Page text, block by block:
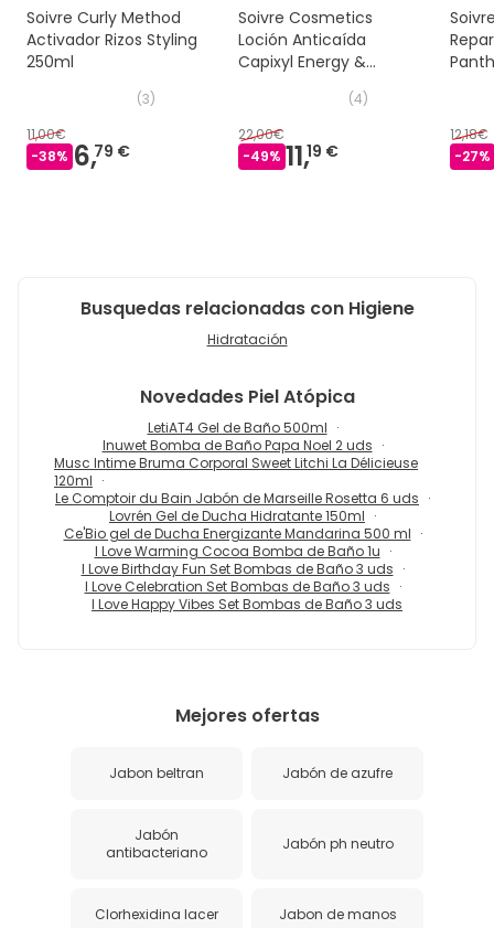
Soivre Curly Method
Activador Rizos Styling
250ml
(3)
11,00€
-38% 6,79 €
Soivre Cosmetics
Loción Anticaída
Capixyl Energy &
(4)
22,00€
-49% 11,19 €
12,18€
-27%
Busquedas relacionadas con Higiene
Hidratación
Novedades Piel Atópica
LetiAT4 Gel de Baño 500ml
Inuwet Bomba de Baño Papa Noel 2 uds
Musc Intime Bruma Corporal Sweet Litchi La Délicieuse
120ml
Le Comptoir du Bain Jabón de Marseille Rosetta 6 uds
Lovrén Gel de Ducha Hidratante 150ml
Ce'Bio gel de Ducha Energizante Mandarina 500 ml
I Love Warming Cocoa Bomba de Baño 1u
I Love Birthday Fun Set Bombas de Baño 3 uds
I Love Celebration Set Bombas de Baño 3 uds
I Love Happy Vibes Set Bombas de Baño 3 uds
Mejores ofertas
Jabon beltran Jabón de azufre
Jabón
antibacteriano
Jabón ph neutro
Clorhexidina lacer Jabon de manos